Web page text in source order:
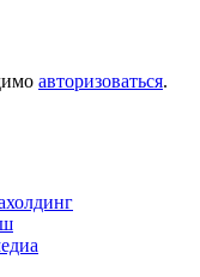
авторизоваться.